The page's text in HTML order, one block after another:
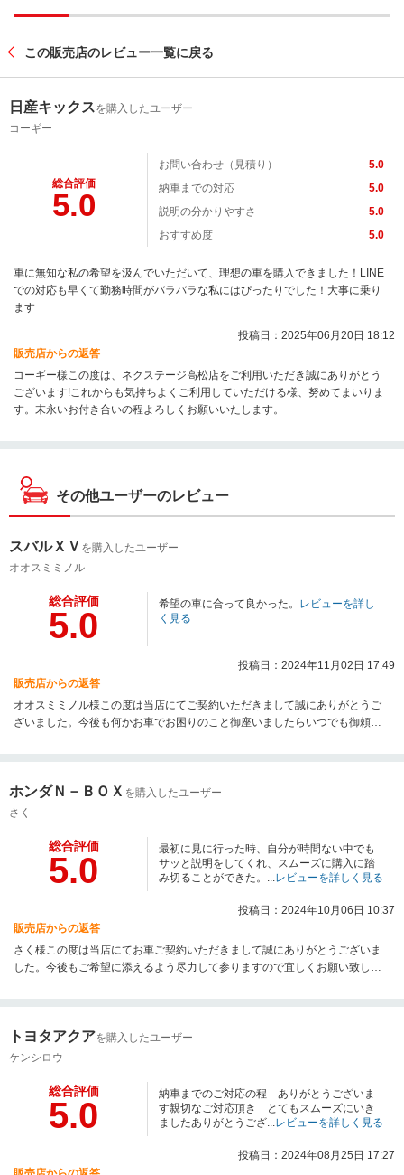
この販売店のレビュー一覧に戻る
日産キックスを購入したユーザー
コーギー
総合評価
5.0
お問い合わせ（見積り）
5.0
納車までの対応
5.0
説明の分かりやすさ
5.0
おすすめ度
5.0
車に無知な私の希望を汲んでいただいて、理想の車を購入できました！LINE
での対応も早くて勤務時間がバラバラな私にはぴったりでした！大事に乗り
ます
投稿日：2025年06月20日 18:12
販売店からの返答
コーギー様この度は、ネクステージ高松店をご利用いただき誠にありがとう
ございます!これからも気持ちよくご利用していただける様、努めてまいりま
す。末永いお付き合いの程よろしくお願いいたします。
その他ユーザーのレビュー
スバルＸＶ を購入したユーザー
オオスミミノル
総合評価
5.0
希望の車に合って良かった。 レビューを詳し
く見る
投稿日：2024年11月02日 17:49
販売店からの返答
オオスミミノル様この度は当店にてご契約いただきまして誠にありがとうご
ざいました。今後も何かお車でお困りのこと御座いましたらいつでも御頼り
ホンダＮ－ＢＯＸ を購入したユーザー
さく
総合評価
5.0
最初に見に行った時、自分が時間ない中でも
サッと説明をしてくれ、スムーズに購入に踏
み切ることができた。... レビューを詳しく見る
投稿日：2024年10月06日 10:37
販売店からの返答
さく様この度は当店にてお車ご契約いただきまして誠にありがとうございま
した。今後もご希望に添えるよう尽力して参りますので宜しくお願い致しま
トヨタアクアを購入したユーザー
ケンシロウ
総合評価
5.0
納車までのご対応の程 ありがとうございま
す親切なご対応頂き とてもスムーズにいき
ましたありがとうござ... レビューを詳しく見る
投稿日：2024年08月25日 17:27